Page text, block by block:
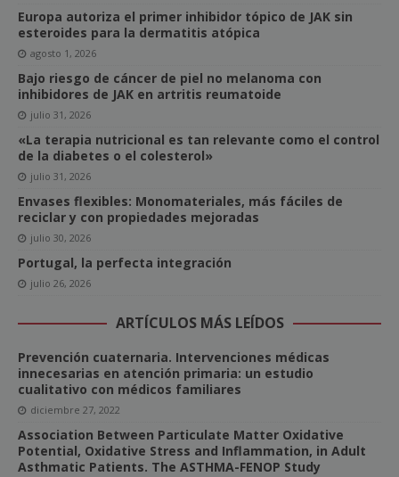
Europa autoriza el primer inhibidor tópico de JAK sin
esteroides para la dermatitis atópica
agosto 1, 2026
Bajo riesgo de cáncer de piel no melanoma con
inhibidores de JAK en artritis reumatoide
julio 31, 2026
«La terapia nutricional es tan relevante como el control
de la diabetes o el colesterol»
julio 31, 2026
Envases flexibles: Monomateriales, más fáciles de
reciclar y con propiedades mejoradas
julio 30, 2026
Portugal, la perfecta integración
julio 26, 2026
ARTÍCULOS MÁS LEÍDOS
Prevención cuaternaria. Intervenciones médicas
innecesarias en atención primaria: un estudio
cualitativo con médicos familiares
diciembre 27, 2022
Association Between Particulate Matter Oxidative
Potential, Oxidative Stress and Inflammation, in Adult
Asthmatic Patients. The ASTHMA-FENOP Study